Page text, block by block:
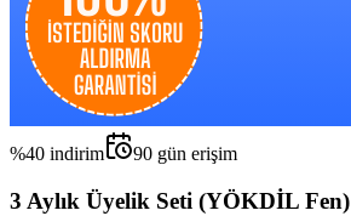
%40 indirim 90 gün erişim
3 Aylık Üyelik Seti (YÖKDİL Fen)